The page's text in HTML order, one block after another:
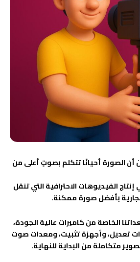
أن الصورة أحيانًا تتكلم بصوتٍ أعلى من
الفيديوهات الاحترافية التي تنقل
بأفضل صورة ممكنة.
الخاصة من كاميرات عالية الجودة،
تعديل، وأجهزة تثبيت، ومعدات صوت
متكاملة من البداية للنهاية.